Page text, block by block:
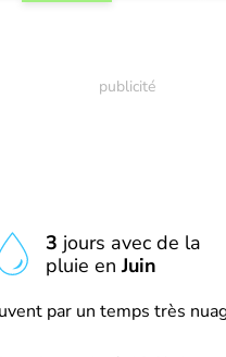
3 jours avec de la
pluie enJuin
par un temps très